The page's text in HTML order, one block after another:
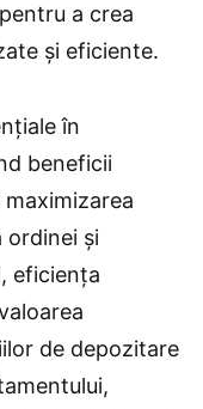
a crea
și eficiente.
în
beneficii
ordinei și
eficiența
de depozitare